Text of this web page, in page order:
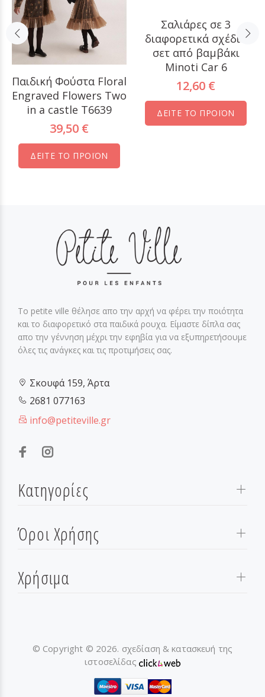
Παιδική Φούστα Floral
Engraved Flowers Two
in a castle T6639
39,50 €
ΔΕΙΤΕ ΤΟ ΠΡΟΪΟΝ
Σαλιάρες σε 3
διαφορετικά σχέδια
σετ από βαμβάκι
Minoti Car 6
12,60 €
ΔΕΙΤΕ ΤΟ ΠΡΟΪΟΝ
Το petite ville θέλησε απο την αρχή να φέρει την ποιότητα
και το διαφορετικό στα παιδικά ρουχα. Είμαστε δίπλα σας
απο την γέννηση μέχρι την εφηβία για να εξυπηρετήσουμε
όλες τις ανάγκες και τις προτιμήσεις σας.
Σκουφά 159, Άρτα
2681 077163
info@petiteville.gr
Κατηγορίες
Όροι Χρήσης
Χρήσιμα
© Copyright © 2026. σχεδίαση & κατασκευή της
ιστοσελίδας